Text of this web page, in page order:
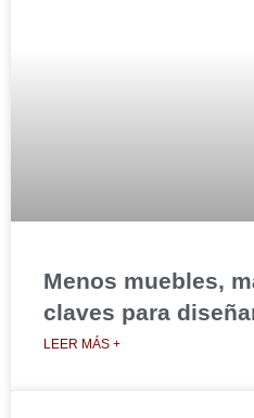
Menos muebles,
claves para
LEER MÁS +